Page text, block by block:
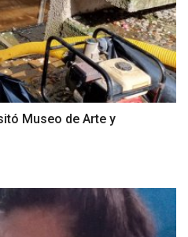
Museo de Arte y